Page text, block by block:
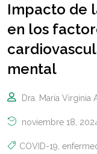
Impacto de
en los
mental
Dra. María Virginia
noviembre 18,
COVID-19,